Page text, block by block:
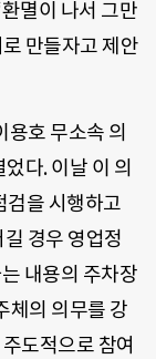
멸이 나서 그만
만들자고 제안
호 무소속 의
다. 이날 이 의
을 시행하고
경우 영업정
내용의 주차장
체의 의무를 강
도적으로 참여